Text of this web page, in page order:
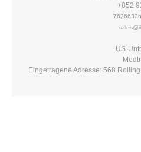
+852
US-
Eingetragene Adresse: 568